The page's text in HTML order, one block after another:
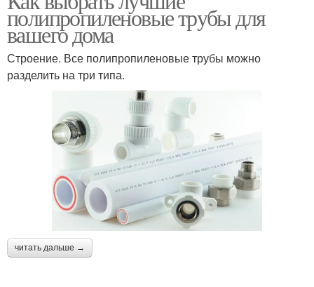
полипропиленовые трубы для
вашего дома
Строение. Все полипропиленовые трубы можно
разделить на три типа.
читать дальше →